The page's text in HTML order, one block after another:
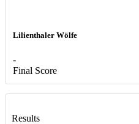
Lilienthaler Wölfe
-
Final Score
Results